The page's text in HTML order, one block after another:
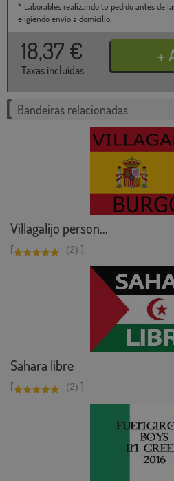
* Laborables realizando tu pedido antes de
eligiendo envío a domicilio.
18,37 €
Taxas incluídas
Bandeiras relacionadas
Villagalijo person...
[ (2) ]
Sahara libre
[ (2) ]